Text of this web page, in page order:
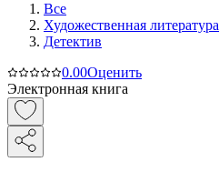
Все
Художественная литература
Детектив
0.00Оценить
Электронная книга